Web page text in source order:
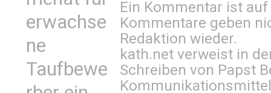
erwachse
ne
Taufbewe
Ein Kommentar ist
Kommentare geben
Redaktion wieder.
kath.net verweist in
Schreiben von Papst